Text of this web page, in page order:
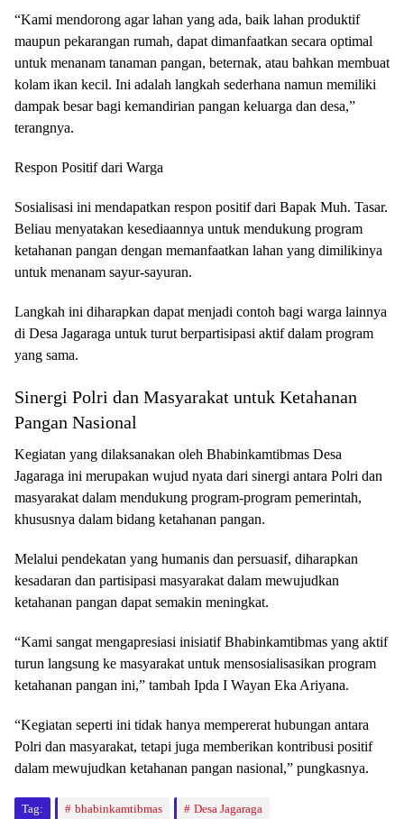
“Kami mendorong agar lahan yang ada, baik lahan produktif
maupun pekarangan rumah, dapat dimanfaatkan secara optimal
untuk menanam tanaman pangan, beternak, atau bahkan membuat
kolam ikan kecil. Ini adalah langkah sederhana namun memiliki
dampak besar bagi kemandirian pangan keluarga dan desa,”
terangnya.
Respon Positif dari Warga
Sosialisasi ini mendapatkan respon positif dari Bapak Muh. Tasar.
Beliau menyatakan kesediaannya untuk mendukung program
ketahanan pangan dengan memanfaatkan lahan yang dimilikinya
untuk menanam sayur-sayuran.
Langkah ini diharapkan dapat menjadi contoh bagi warga lainnya
di Desa Jagaraga untuk turut berpartisipasi aktif dalam program
yang sama.
Sinergi Polri dan Masyarakat untuk Ketahanan
Pangan Nasional
Kegiatan yang dilaksanakan oleh Bhabinkamtibmas Desa
Jagaraga ini merupakan wujud nyata dari sinergi antara Polri dan
masyarakat dalam mendukung program-program pemerintah,
khususnya dalam bidang ketahanan pangan.
Melalui pendekatan yang humanis dan persuasif, diharapkan
kesadaran dan partisipasi masyarakat dalam mewujudkan
ketahanan pangan dapat semakin meningkat.
“Kami sangat mengapresiasi inisiatif Bhabinkamtibmas yang aktif
turun langsung ke masyarakat untuk mensosialisasikan program
ketahanan pangan ini,” tambah Ipda I Wayan Eka Ariyana.
“Kegiatan seperti ini tidak hanya mempererat hubungan antara
Polri dan masyarakat, tetapi juga memberikan kontribusi positif
dalam mewujudkan ketahanan pangan nasional,” pungkasnya.
Tag: bhabinkamtibmas Desa Jagaraga